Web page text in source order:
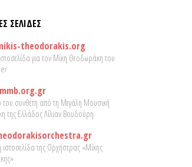
ΣΕΛΙΔΕΣ
theodorakis.org
για τον Μίκη Θεοδωράκη του
του συνθέτη από τη Μεγάλη Μουσική
της Ελλάδος Λίλιαν Βουδούρη
ιστοσελίδα της Ορχήστρας «Μίκης